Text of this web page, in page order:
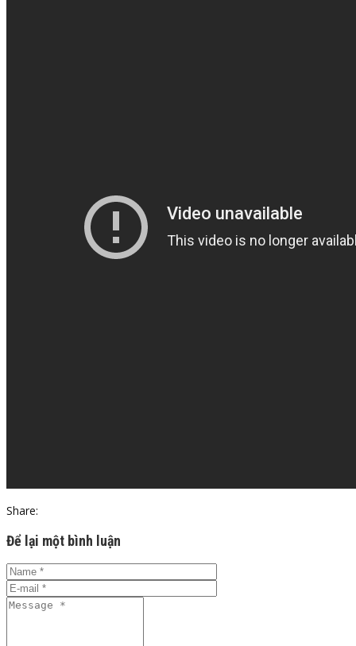
Share:
Để lại một bình luận